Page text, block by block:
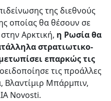
της διεθνούς
οποίας θα θέσουν σε
Αρκτική, η Ρωσία θα
στρατιωτικο-
επαρκώς τις
τις προάλλες
Βλαντίμιρ Μπάρμπιν,
Novosti.